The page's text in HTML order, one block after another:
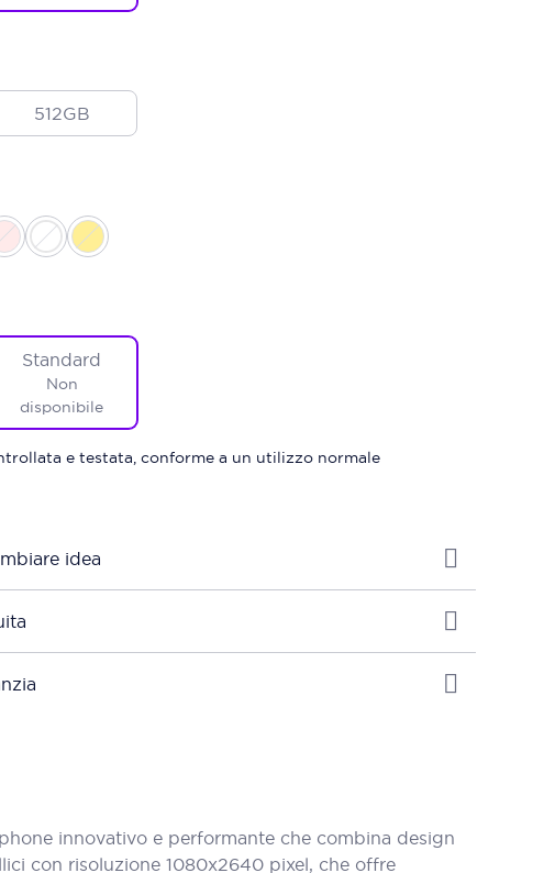
512GB
Standard
Non
disponibile
e testata, conforme a un utilizzo normale
idea
innovativo e performante che combina design
con risoluzione 1080x2640 pixel, che offre